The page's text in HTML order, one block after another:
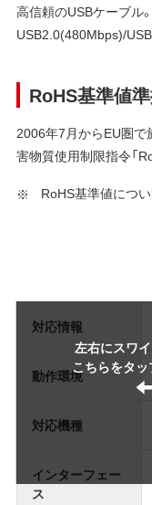
高信頼のUSBケーブル。
USB2.0(480Mbps)/
RoHS基準値
2006年7月からEU圏で
害物質使用制限指令「
RoHS基準値につ
左右にスワ
こちらをタッ
対応情報
動作環境
対応機種
インターフェー
ス